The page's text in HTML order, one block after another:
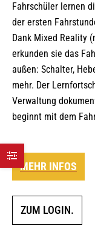
Fahrschüler lernen
der ersten
Dank Mixed Reality
erkunden sie das
außen: Schalter,
mehr. Der
Verwaltung
beginnt mit dem
MEHR INFOS
ZUM LOGIN.